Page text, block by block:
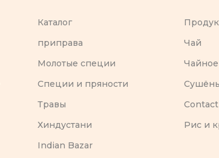
Каталог
приправа
Молотые специи
Специи и пряности
Травы
Хиндустани
Indian Bazar
Чай
Рис и